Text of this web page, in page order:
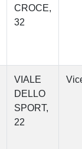
CROCE,
32
VIALE
DELLO
SPORT,
22